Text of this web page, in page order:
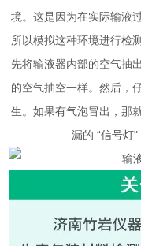
境。这是因为在实际输液
所以模拟这种环境进行检
先将输液器内部的空气抽
的空气抽空一样。然后，
生。如果有气泡冒出，那
漏的 “信号灯"